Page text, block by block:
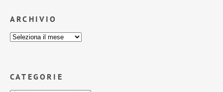
ARCHIVIO
CATEGORIE